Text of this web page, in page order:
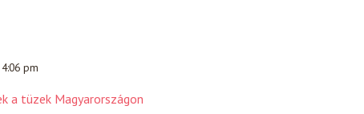
pm
a tüzek Magyarországon